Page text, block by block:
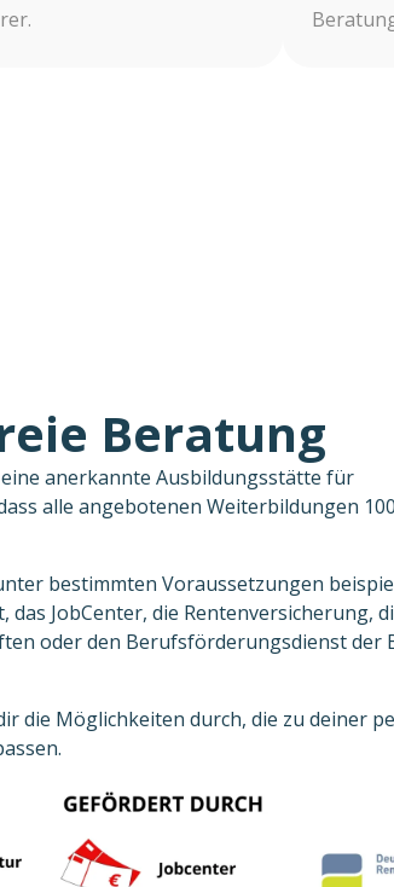
Beratung
anerkannte Ausbildungsstätte für
alle angebotenen Weiterbildungen
bestimmten Voraussetzungen
JobCenter, die Rentenversicherung,
oder den Berufsförderungsdienst der
die Möglichkeiten durch, die zu deiner